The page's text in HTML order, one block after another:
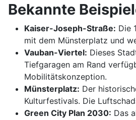
Bekannte
Kaiser-Joseph-Straße: Die
mit dem Münsterplatz und
Vauban-Viertel: Dieses
Tiefgaragen am Rand
Mobilitätskonzeption.
Münsterplatz: Der
Kulturfestivals. Die
Green City Plan 2030: Das